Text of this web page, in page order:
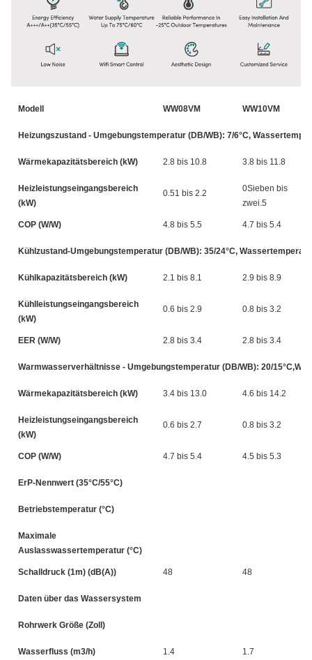
Modell WW08VM WW10VM
Heizungszustand - Umgebungstemperatur (DB/WB): 7/6°C,
Wärmekapazitätsbereich (kW) 2.8 bis 10.8 3.8 bis 11.8
Heizleistungseingangsbereich
(kW)
0.51 bis 2.2
0Sieben bis
zwei.5
COP (W/W) 4.8 bis 5.5 4.7 bis 5.4
Kühlzustand-Umgebungstemperatur (DB/WB): 35/24°C,
Kühlkapazitätsbereich (kW) 2.1 bis 8.1 2.9 bis 8.9
Kühlleistungseingangsbereich
(kW)
0.6 bis 2.9 0.8 bis 3.2
EER (W/W) 2.8 bis 3.4 2.8 bis 3.4
Warmwasserverhältnisse - Umgebungstemperatur (DB/WB): 20/
Wärmekapazitätsbereich (kW) 3.4 bis 13.0 4.6 bis 14.2
Heizleistungseingangsbereich
(kW)
0.6 bis 2.7 0.8 bis 3.2
COP (W/W) 4.7 bis 5.4 4.5 bis 5.3
ErP-Nennwert (35°C/55°C)
Betriebstemperatur (°C)
Maximale
Auslasswassertemperatur (°C)
Schalldruck (1m) (dB(A)) 48 48
Daten über das Wassersystem
Rohrwerk Größe (Zoll)
Wasserfluss (m3/h) 1.4 1.7